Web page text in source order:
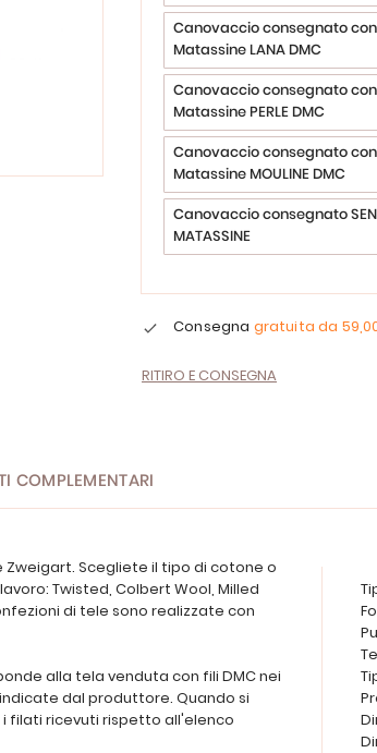
Canovaccio consegnato con
Matassine LANA DMC
Canovaccio consegnato con
Matassine PERLE DMC
Canovaccio consegnato con
Matassine MOULINE DMC
Canovaccio consegnato
MATASSINE
Consegna gratuita da
RITIRO E CONSEGNA
COMPLEMENTARI
Scegliete il tipo di cotone o
Twisted, Colbert Wool, Milled
di tele sono realizzate con
alla tela venduta con fili DMC nei
dal produttore. Quando si
filati ricevuti rispetto all'elenco